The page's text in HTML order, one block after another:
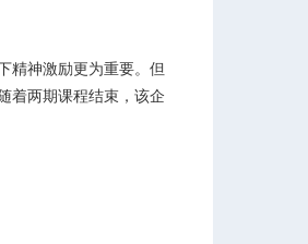
精神激励更为重要。但
着两期课程结束，该企